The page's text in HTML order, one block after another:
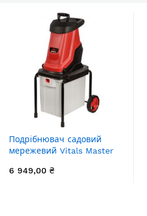
Подрібнювач садовий
мережевий Vitals Master
50л 11.9кг ніж
6 949,00 ₴